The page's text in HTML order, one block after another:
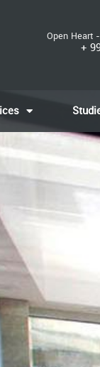
Open Heart
+